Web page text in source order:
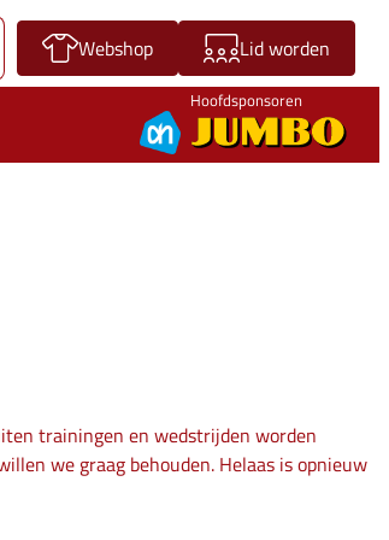
Webshop Lid worden
Hoofdsponsoren
trainingen en wedstrijden worden
we graag behouden. Helaas is opnieuw